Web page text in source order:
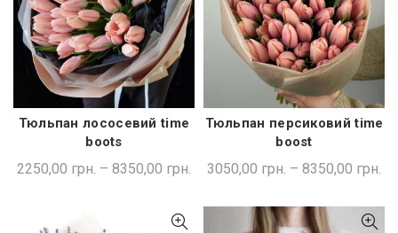
ШВИДКА ПОКУПКА
Тюльпан лососевий time
boots
2250,00 грн. – 8350,00 грн.
ШВИДКА ПОКУПКА
Тюльпан персиковий time
boost
3050,00 грн. – 8350,00 грн.